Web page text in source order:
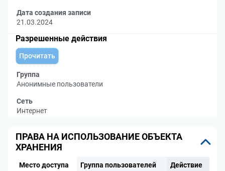
Дата создания записи
21.03.2024
Разрешенные действия
Прочитать
Группа
Анонимные пользователи
Сеть
Интернет
ПРАВА НА ИСПОЛЬЗОВАНИЕ ОБЪЕКТА
ХРАНЕНИЯ
Место доступа Группа пользователей Действие